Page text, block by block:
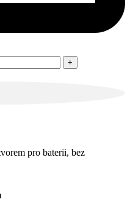
pro baterii, bez